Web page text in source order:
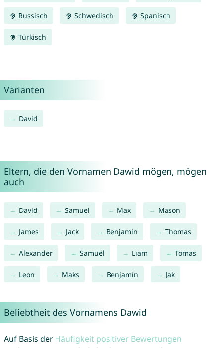
Russisch Schwedisch Spanisch
Türkisch
Varianten
David
Eltern, die den Vornamen Dawid mögen, mögen
auch
David Samuel Max Mason
James Jack Benjamin Thomas
Alexander Samuël Liam Tomas
Leon Maks Benjamín Jak
Beliebtheit des Vornamens Dawid
Auf Basis der Häufigkeit positiver Bewertungen